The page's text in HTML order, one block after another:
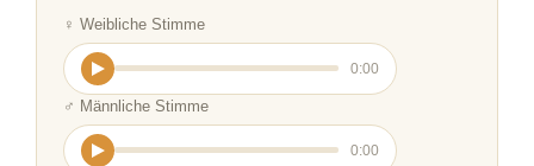
♀ Weibliche Stimme
0:00
♂ Männliche Stimme
0:00